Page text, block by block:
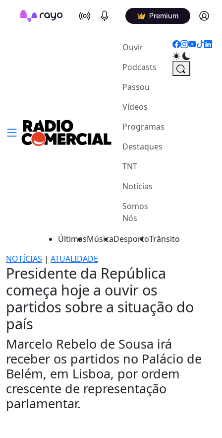
On Air Podcasts Premium Log in
Ouvir(current)
Podcasts
Passou
Vídeos
Programas
Destaques
TNT
Notícias
Somos
Nós
ÚltimasMúsicaDesportoTrânsito
NOTÍCIAS | ATUALIDADE
Presidente da República
começa hoje a ouvir os
partidos sobre a situação do
país
Marcelo Rebelo de Sousa irá
receber os partidos no Palácio de
Belém, em Lisboa, por ordem
crescente de representação
parlamentar.